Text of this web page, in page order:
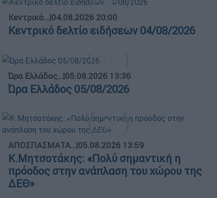
Κεντρικό...|04.08.2026 20:00
Κεντρικό δελτίο ειδήσεων 04/08/2026
Ώρα Ελλάδος...|05.08.2026 13:36
Ώρα Ελλάδος 05/08/2026
ΑΠΟΣΠΑΣΜΑΤΑ...|05.08.2026 13:59
Κ.Μητσοτάκης: «Πολύ σημαντική η
πρόοδος στην ανάπλαση του χώρου της
ΔΕΘ»